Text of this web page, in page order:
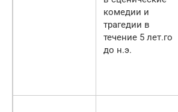
комедии и
трагедии в
течение 5 лет.го
до н.э.